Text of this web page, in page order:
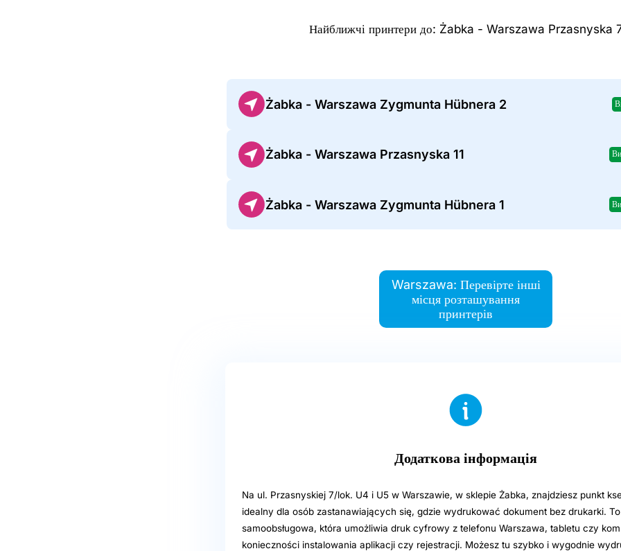
Найближчі принтери до: Żabka - Warszawa Przasnyska
Żabka - Warszawa Zygmunta Hübnera 2
Żabka - Warszawa Przasnyska 11
Żabka - Warszawa Zygmunta Hübnera 1
Warszawa: Перевірте інші
місця розташування
принтерів
Додаткова інформація
Na ul. Przasnyskiej 7/lok. U4 i U5 w Warszawie, w sklepie Żabka, znajdziesz punkt
idealny dla osób zastanawiających się, gdzie wydrukować dokument bez drukarki.
samoobsługowa, która umożliwia druk cyfrowy z telefonu Warszawa, tabletu czy
konieczności instalowania aplikacji czy rejestracji. Możesz tu szybko i wygodnie